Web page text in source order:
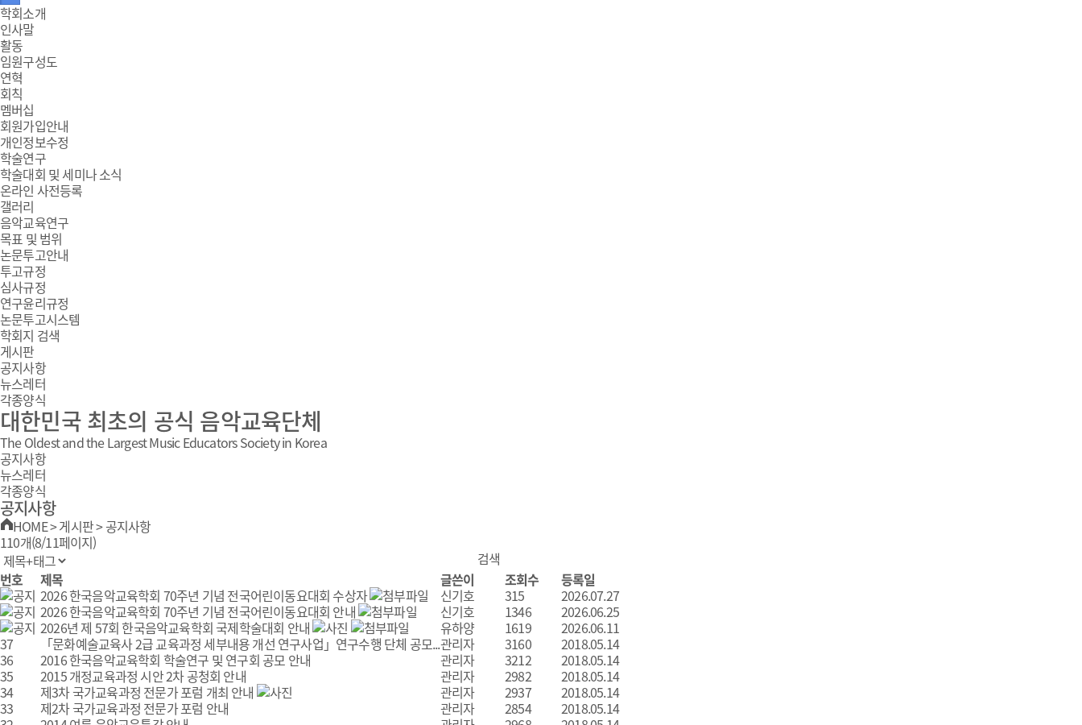
주
메
뉴
학회소개
인사말
활동
임원구성도
연혁
회칙
멤버십
회원가입안내
개인정보수정
학술연구
학술대회 및 세미나 소식
온라인 사전등록
갤러리
음악교육연구
목표 및 범위
논문투고안내
투고규정
심사규정
연구윤리규정
논문투고시스템
학회지 검색
게시판
공지사항
뉴스레터
각종양식
대한민국 최초의 공식 음악교육단체
The Oldest and the Largest Music Educators Society in Korea
공지사항
뉴스레터
각종양식
공지사항
HOME>게시판>공지사항
110개(8/11페이지)
번호
제목 글쓴이 조회수
등록일
2026 한국음악교육학회 70주년 기념 전국어린이동요대회 수상자
신기호 315
2026.07.27
2026 한국음악교육학회 70주년 기념 전국어린이동요대회 안내
신기호 1346
2026.06.25
2026년 제 57회 한국음악교육학회 국제학술대회 안내
유하양 1619
2026.06.11
37
「문화예술교육사 2급 교육과정 세부내용 개선 연구사업」연구수행 단체 공모...관리자 3160
2018.05.14
36
2016 한국음악교육학회 학술연구 및 연구회 공모 안내 관리자 3212
2018.05.14
35
2015 개정교육과정 시안 2차 공청회 안내 관리자 2982
2018.05.14
34
제3차 국가교육과정 전문가 포럼 개최 안내 관리자 2937
2018.05.14
33
제2차 국가교육과정 전문가 포럼 안내 관리자 2854
2018.05.14